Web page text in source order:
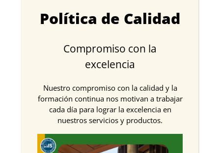
Política de Calidad
Compromiso con la
excelencia
Nuestro compromiso con la calidad y la
formación continua nos motivan a trabajar
cada día para lograr la excelencia en
nuestros servicios y productos.